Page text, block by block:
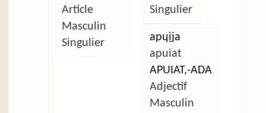
Article
Masculin
Singulier
Singulier
apɥịja
apuiat
APUIAT,-ADA
Adjectif
Masculin